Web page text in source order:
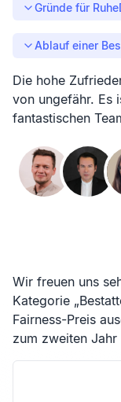
Gründe für
Ablauf einer
Die hohe
von ungefähr. Es
fantastischen
Wir freuen uns
Kategorie
Fairness-Preis
zum zweiten Jahr